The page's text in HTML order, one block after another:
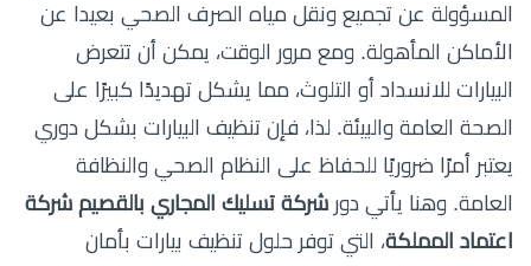
المسؤولة عن تجميع ونقل مياه الصرف الصحي بعيدا عن
الأماكن المأهولة. ومع مرور الوقت، يمكن أن تتعرض
البيارات للانسداد أو التلوث، مما يشكل تهديدًا كبيرًا على
الصحة العامة والبيئة. لذا، فإن تنظيف البيارات بشكل دوري
يعتبر أمرًا ضروريًا للحفاظ على النظام الصحي والنظافة
العامة. وهنا يأتي دور شركة تسليك المجاري بالقصيم شركة
اعتماد المملكة، التي توفر حلول تنظيف بيارات بأمان